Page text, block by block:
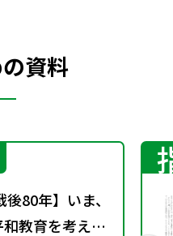
資料
後80年】いま、
教育を考え